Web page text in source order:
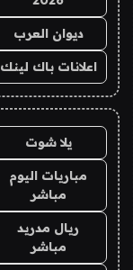
ديوان العرب
اعلانات باك لينك
يلا شوت
مباريات اليوم
مباشر
ريال مدريد
مباشر